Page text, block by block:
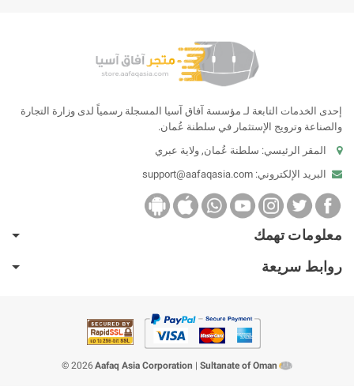
إحدى الخدمات التابعة لـ مؤسسة آفاق آسيا المسجلة رسمياً لدى وزارة التجارة
والصناعة وترويج الإستثمار في سلطنة عُمان.
المقر الرئيسي: سلطنة عُمان, ولاية عبري
البريد الإلكتروني: support@aafaqasia.com
معلومات تهمك
روابط سريعة
Aafaq Asia Corporation | Sultanate of Oman
2026 ©